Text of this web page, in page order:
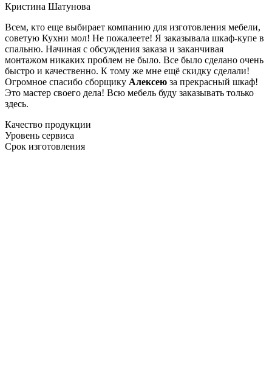
Кристина Шатунова
Всем, кто еще выбирает компанию для изготовления мебели,
советую Кухни мол! Не пожалеете! Я заказывала шкаф-купе в
спальню. Начиная с обсуждения заказа и заканчивая
монтажом никаких проблем не было. Все было сделано очень
быстро и качественно. К тому же мне ещё скидку сделали!
Огромное спасибо сборщику Алексею за прекрасный шкаф!
Это мастер своего дела! Всю мебель буду заказывать только
здесь.
Качество продукции
Уровень сервиса
Срок изготовления